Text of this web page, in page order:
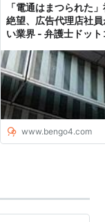
「電通はまつられた
絶望、広告代理店社
い業界 - 弁護士ドッ
www.bengo4.com